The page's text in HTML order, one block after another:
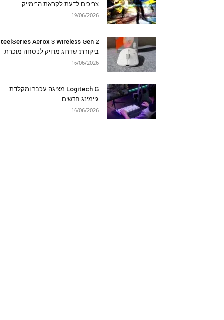
צריכים לדעת לקראת הרימייק
19/06/2026
Aerox 3 Wireless Gen 2
ביקורת: שדרוג מדויק לנוסחה מוכרת
16/06/2026
Logitech G מציגה עכבר ומקלדת
גיימינג חדשים
16/06/2026